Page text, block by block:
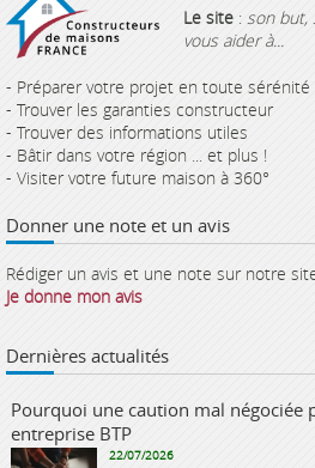
Le site : son but,
vous aider à...
- Préparer votre projet en toute sérénité
- Trouver les garanties constructeur
- Trouver des informations utiles
- Bâtir dans votre région ... et plus !
- Visiter votre future maison à 360°
Donner une note et un avis
Rédiger un avis et une note sur notre
Je donne mon avis
Dernières actualités
Pourquoi une caution mal négociée
entreprise BTP
22/07/2026